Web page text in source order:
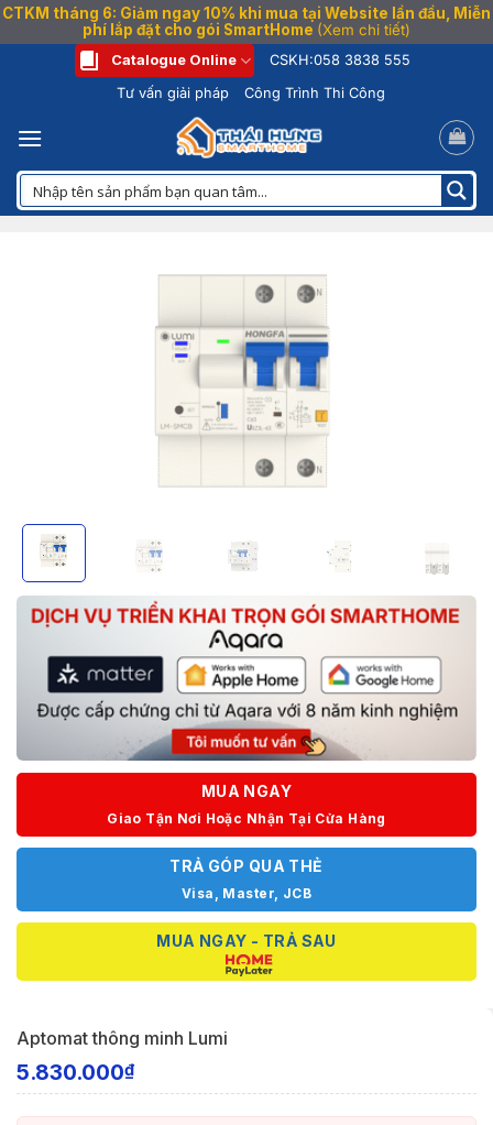
CTKM tháng 6: Giảm ngay 10% khi mua tại Website lần đầu, Miễn
phí lắp đặt cho gói SmartHome (Xem chi tiết)
dung
Catalogue Online CSKH:058 3838 555
Tư vấn giải pháp
Công Trình Thi Công
MUA NGAY
Giao Tận Nơi Hoặc Nhận Tại Cửa Hàng
TRẢ GÓP QUA THẺ
Visa, Master, JCB
MUA NGAY - TRẢ SAU
Aptomat thông minh Lumi
5.830.000₫